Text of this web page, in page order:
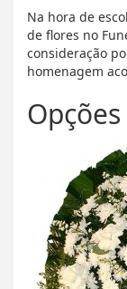
Na hora de
de flores no
consideração
homenagem